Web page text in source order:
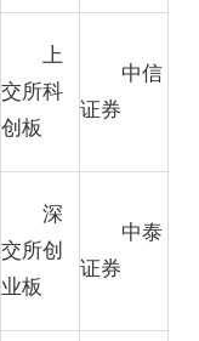
上
交所科
创板
中信
证券
深
交所创
业板
中泰
证券